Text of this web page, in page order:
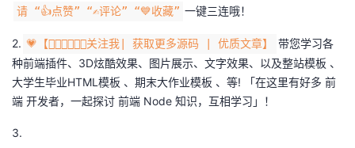
请 “👍点赞” “✍️评论” “💙收藏” 一键三连哦！
2. 💗【👇🏻👇🏻👇🏻关注我| 获取更多源码 | 优质文章】
带您学习各
种前端插件、3D炫酷效果、图片展示、文字效果、以及整站模板 、
大学生毕业HTML模板 、期末大作业模板 、等! 「在这里有好多 前
端 开发者，一起探讨 前端 Node 知识，互相学习」！
3.